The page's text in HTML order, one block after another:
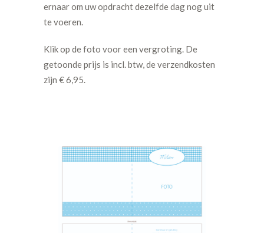
ernaar om uw opdracht dezelfde dag nog uit
te voeren.
Klik op de foto voor een vergroting. De
getoonde prijs is incl. btw, de verzendkosten
zijn € 6,95.